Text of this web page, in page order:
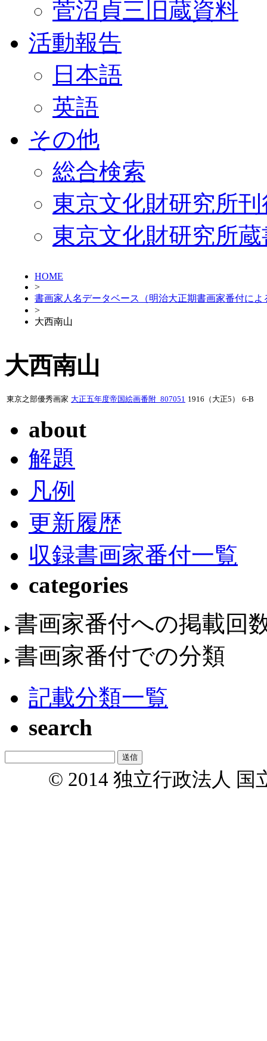
菅沼貞三旧蔵資料
活動報告
日本語
英語
その他
総合検索
東京文化財研究所
東京文化財研究所
HOME
>
書画家人名データベース（明治大正期書画家番付によ
>
大西南山
大西南山
東京之部優秀画家 大正五年度帝国絵画番附_807051 1916（大正5） 6-B
about
解題
凡例
更新履歴
収録書画家番付一覧
categories
書画家番付への掲載回
書画家番付での分類
記載分類一覧
search
© 2014 独立行政法人 国